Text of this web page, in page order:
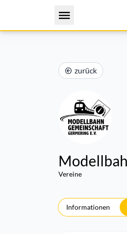
zurück
Vereine
Informationen